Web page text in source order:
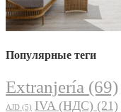
Популярные теги
Extranjería (69)
AJD (5) IVA (НДС) (21)